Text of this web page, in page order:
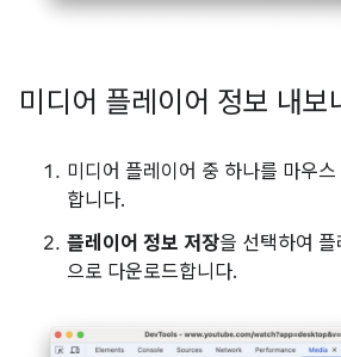
미디어 플레이어 정보 내보
미디어 플레이어 중 하나를 마우
합니다.
플레이어 정보 저장을 선택하여
으로 다운로드합니다.